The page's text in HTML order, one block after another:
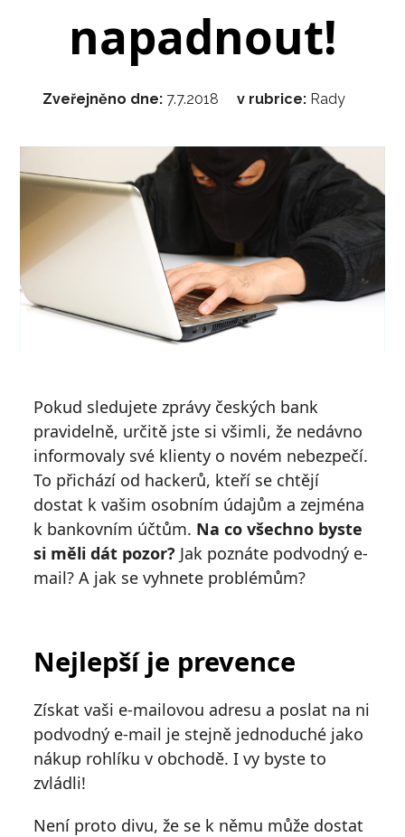
napadnout!
Zveřejněno dne: 7.7.2018 v rubrice: Rady
Pokud sledujete zprávy českých bank
pravidelně, určitě jste si všimli, že nedávno
informovaly své klienty o novém nebezpečí.
To přichází od hackerů, kteří se chtějí
dostat k vašim osobním údajům a zejména
k bankovním účtům. Na co všechno byste
si měli dát pozor? Jak poznáte podvodný e-
mail? A jak se vyhnete problémům?
Nejlepší je prevence
Získat vaši e-mailovou adresu a poslat na ni
podvodný e-mail je stejně jednoduché jako
nákup rohlíku v obchodě. I vy byste to
zvládli!
Není proto divu, že se k němu může dostat